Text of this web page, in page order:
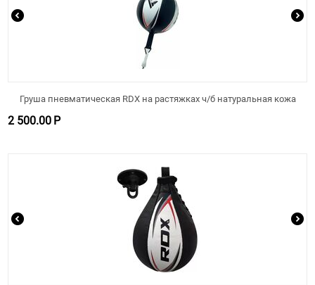
Груша пневматическая RDX на растяжках ч/б натуральная кожа
2 500.00 Р